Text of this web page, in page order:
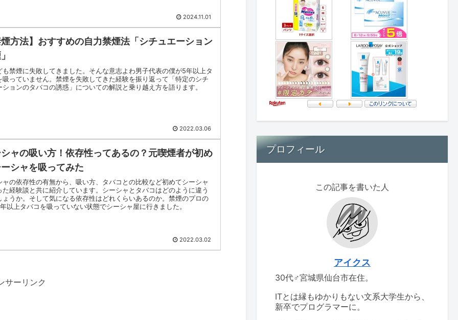
2024.11.01
方法】おすすめの自力禁煙法「シチュエーション
も禁煙に失敗してきました。そんな意志よわ男子代表の僕が5年以上タ
吸っていません。禁煙を失敗してきた経験を振り返って「特定のシチ
ションのタバコの誘惑」についての解説と乗り越え方を語ります。
2022.03.06
ャの吸い方！依存性ってあるの？元喫煙者が初め
シャを吸ってみた
ャの依存性の有無から、吸い方、タバコとの比較など初めてシーシャ
た経験談と共に紹介しています。シーシャとタバコはどのように違う
ょうか。そして気になる依存性はどれくらいあるのか。禁煙のプロの
以上タバコを吸っていない状態でシーシャ屋に行きました。
2022.03.02
サーリンク
プロフィール
この記事を書いた人
アイクス
30代♂宮城県仙台市在住。
ITとは縁もゆかりもない文系大学生から、
新卒でプログラマーに。